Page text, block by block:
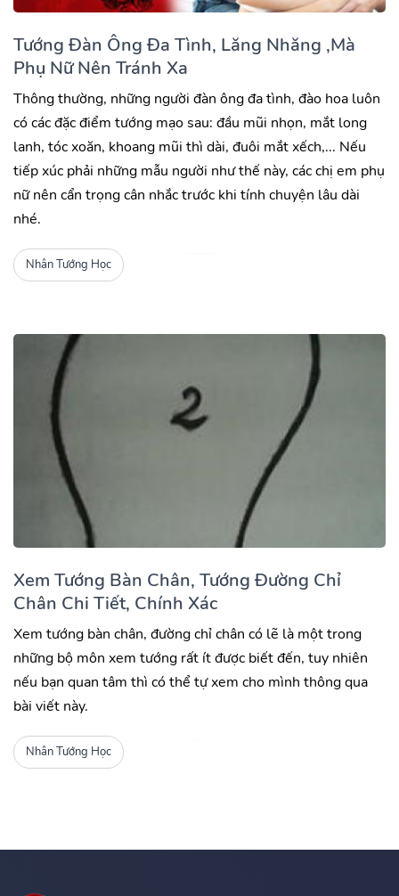
Tướng Đàn Ông Đa Tình, Lăng Nhăng ,Mà
Phụ Nữ Nên Tránh Xa
Thông thường, những người đàn ông đa tình, đào hoa luôn
có các đặc điểm tướng mạo sau: đầu mũi nhọn, mắt long
lanh, tóc xoăn, khoang mũi thì dài, đuôi mắt xếch,... Nếu
tiếp xúc phải những mẫu người như thế này, các chị em phụ
nữ nên cẩn trọng cân nhắc trước khi tính chuyện lâu dài
nhé.
Nhân Tướng Học
Xem Tướng Bàn Chân, Tướng Đường Chỉ
Chân Chi Tiết, Chính Xác
Xem tướng bàn chân, đường chỉ chân có lẽ là một trong
những bộ môn xem tướng rất ít được biết đến, tuy nhiên
nếu bạn quan tâm thì có thể tự xem cho mình thông qua
bài viết này.
Nhân Tướng Học